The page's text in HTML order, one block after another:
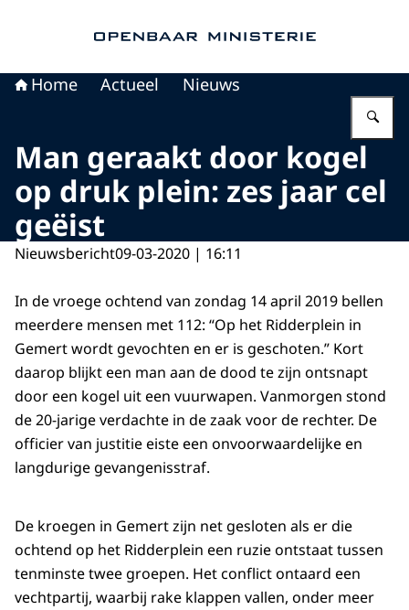
Home Actueel Nieuws
Man geraakt door kogel
op druk plein: zes jaar cel
geëist
Nieuwsbericht09-03-2020 | 16:11
In de vroege ochtend van zondag 14 april 2019 bellen
meerdere mensen met 112: “Op het Ridderplein in
Gemert wordt gevochten en er is geschoten.” Kort
daarop blijkt een man aan de dood te zijn ontsnapt
door een kogel uit een vuurwapen. Vanmorgen stond
de 20-jarige verdachte in de zaak voor de rechter. De
officier van justitie eiste een onvoorwaardelijke en
langdurige gevangenisstraf.
De kroegen in Gemert zijn net gesloten als er die
ochtend op het Ridderplein een ruzie ontstaat tussen
tenminste twee groepen. Het conflict ontaard een
vechtpartij, waarbij rake klappen vallen, onder meer